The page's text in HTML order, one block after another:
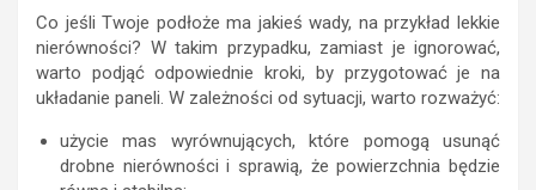
Co jeśli Twoje podłoże ma jakieś wady, na przykład lekkie
nierówności? W takim przypadku, zamiast je ignorować,
warto podjąć odpowiednie kroki, by przygotować je na
układanie paneli. W zależności od sytuacji, warto rozważyć:
użycie mas wyrównujących, które pomogą usunąć
drobne nierówności i sprawią, że powierzchnia będzie